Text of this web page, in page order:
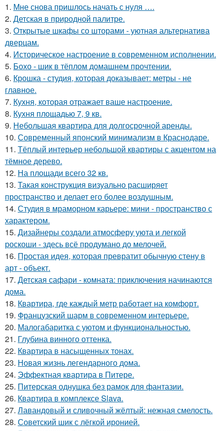
1. Мне снова пришлось начать с нуля ….
2. Детская в природной палитре.
3. Открытые шкафы со шторами - уютная альтернатива
дверцам.
4. Историческое настроение в современном исполнении.
5. Бохо - шик в тёплом домашнем прочтении.
6. Крошка - студия, которая доказывает: метры - не
главное.
7. Кухня, которая отражает ваше настроение.
8. Кухня площадью 7, 9 кв.
9. Небольшая квартира для долгосрочной аренды.
10. Современный японский минимализм в Краснодаре.
11. Тёплый интерьер небольшой квартиры с акцентом на
тёмное дерево.
12. На площади всего 32 кв.
13. Такая конструкция визуально расширяет
пространство и делает его более воздушным.
14. Студия в мраморном карьере: мини - пространство с
характером.
15. Дизайнеры создали атмосферу уюта и легкой
роскоши - здесь всё продумано до мелочей.
16. Простая идея, которая превратит обычную стену в
арт - объект.
17. Детская сафари - комната: приключения начинаются
дома.
18. Квартира, где каждый метр работает на комфорт.
19. Французский шарм в современном интерьере.
20. Малогабаритка с уютом и функциональностью.
21. Глубина винного оттенка.
22. Квартира в насыщенных тонах.
23. Новая жизнь легендарного дома.
24. Эффектная квартира в Питере.
25. Питерская однушка без рамок для фантазии.
26. Квартира в комплексе Slava.
27. Лавандовый и сливочный жёлтый: нежная смелость.
28. Советский шик с лёгкой иронией.